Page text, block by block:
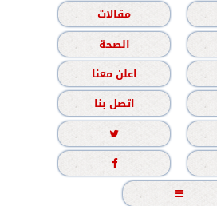
مقالات
الصحة
اعلن معنا
اتصل بنا


